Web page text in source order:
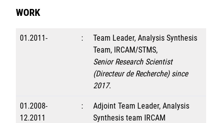
WORK
01.2011- :
Team Leader, Analysis Synthesis
Team, IRCAM/STMS,
Senior Research Scientist
(Directeur de Recherche) since
2017.
01.2008-
12.2011
:
Adjoint Team Leader, Analysis
Synthesis team IRCAM